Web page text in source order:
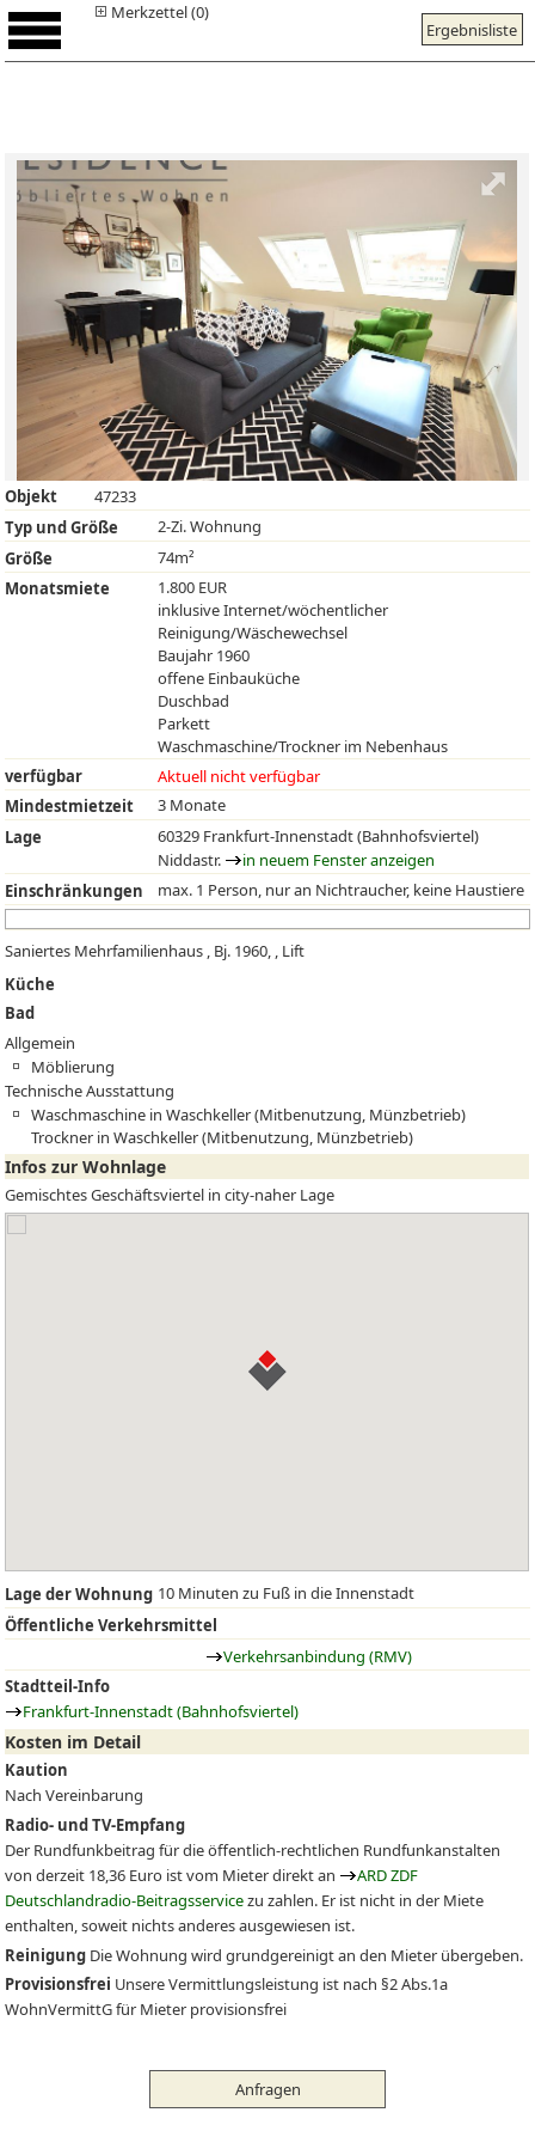
Ergebnisliste
Merkzettel (0)
Objekt
47233
Typ und Größe
2-Zi. Wohnung
Größe
74m²
Monatsmiete
1.800 EUR
inklusive Internet/wöchentlicher
Reinigung/Wäschewechsel
Baujahr 1960
offene Einbauküche
Duschbad
Parkett
Waschmaschine/Trockner im Nebenhaus
verfügbar
Aktuell nicht verfügbar
Mindestmietzeit
3 Monate
Lage
60329 Frankfurt-Innenstadt (Bahnhofsviertel)
Niddastr.
in neuem Fenster anzeigen
Einschränkungen
max. 1 Person, nur an Nichtraucher, keine Haustiere
Saniertes Mehrfamilienhaus , Bj. 1960, , Lift
Küche
Bad
Allgemein
Möblierung
Technische Ausstattung
Waschmaschine in Waschkeller (Mitbenutzung, Münzbetrieb)
Trockner in Waschkeller (Mitbenutzung, Münzbetrieb)
Infos zur Wohnlage
Gemischtes Geschäftsviertel in city-naher Lage
Lage der Wohnung 10 Minuten zu Fuß in die Innenstadt
Öffentliche Verkehrsmittel
Verkehrsanbindung (RMV)
Stadtteil-Info
Frankfurt-Innenstadt (Bahnhofsviertel)
Kosten im Detail
Kaution
Nach Vereinbarung
Radio- und TV-Empfang
Der Rundfunkbeitrag für die öffentlich-rechtlichen Rundfunkanstalten
von derzeit 18,36 Euro ist vom Mieter direkt an
ARD ZDF
Deutschlandradio-Beitragsservicezu zahlen. Er ist nicht in der Miete
enthalten, soweit nichts anderes ausgewiesen ist.
Reinigung Die Wohnung wird grundgereinigt an den Mieter übergeben.
Provisionsfrei Unsere Vermittlungsleistung ist nach §2 Abs.1a
WohnVermittG für Mieter provisionsfrei
Anfragen